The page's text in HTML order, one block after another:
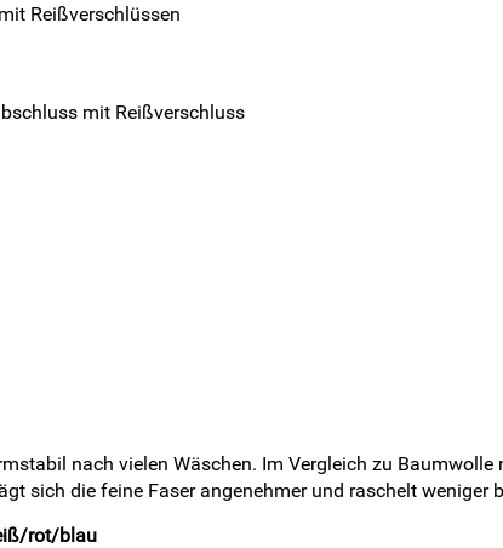
Reißverschlüssen
mit Reißverschluss
nach vielen Wäschen. Im Vergleich zu
sich die feine Faser angenehmer und raschelt weniger
rot/blau